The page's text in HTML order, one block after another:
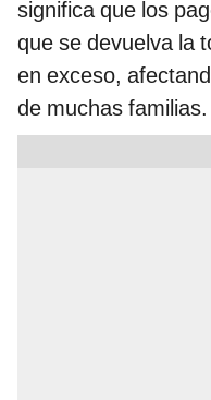
significa que los
que se devuelva la
en exceso,
de muchas familias.